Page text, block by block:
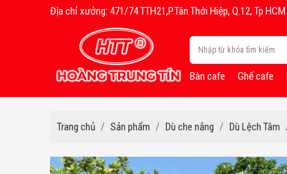
Địa chỉ xưởng: 471/74 TTH21,P.Tân Thới Hiệp, Q.12, Tp HCM
Bàn cafe Ghế cafe
Trang chủ Sản phẩm Dù che nắng Dù Lệch Tâm